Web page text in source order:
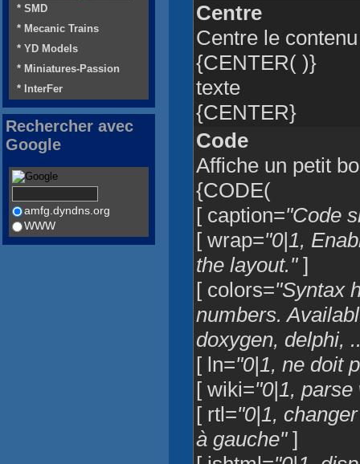
Centre
Centre le
{CENTER( )}
texte
{CENTER}
Code
Affiche un petit
{CODE(
[ caption="Code
[ wrap="0|1,
the layout."]
[ colors="Syntax
numbers.
doxygen, delphi,
[ ln="0|1, ne doit
[ wiki="0|1,
[ rtl="0|1,
à gauche"]
* SMD
* Mecanic Trains
* YD Models
* Miniatures-Passion
* InterFer
Rechercher avec
Google
amfg.dyndns.org
WWW